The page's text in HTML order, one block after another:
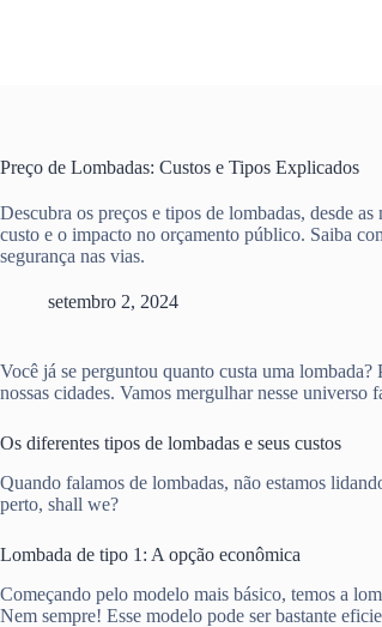
Preço de Lombadas: Custos e Tipos Explicados
Descubra os preços e tipos de lombadas, desde
custo e o impacto no orçamento público. Saiba
segurança nas vias.
setembro 2, 2024
Você já se perguntou quanto custa uma
nossas cidades. Vamos mergulhar nesse universo
Os diferentes tipos de lombadas e seus custos
Quando falamos de lombadas, não estamos
perto, shall we?
Lombada de tipo 1: A opção econômica
Começando pelo modelo mais básico, temos a
Nem sempre! Esse modelo pode ser bastante